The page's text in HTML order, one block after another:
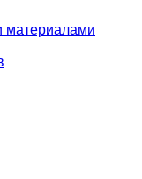
материалами